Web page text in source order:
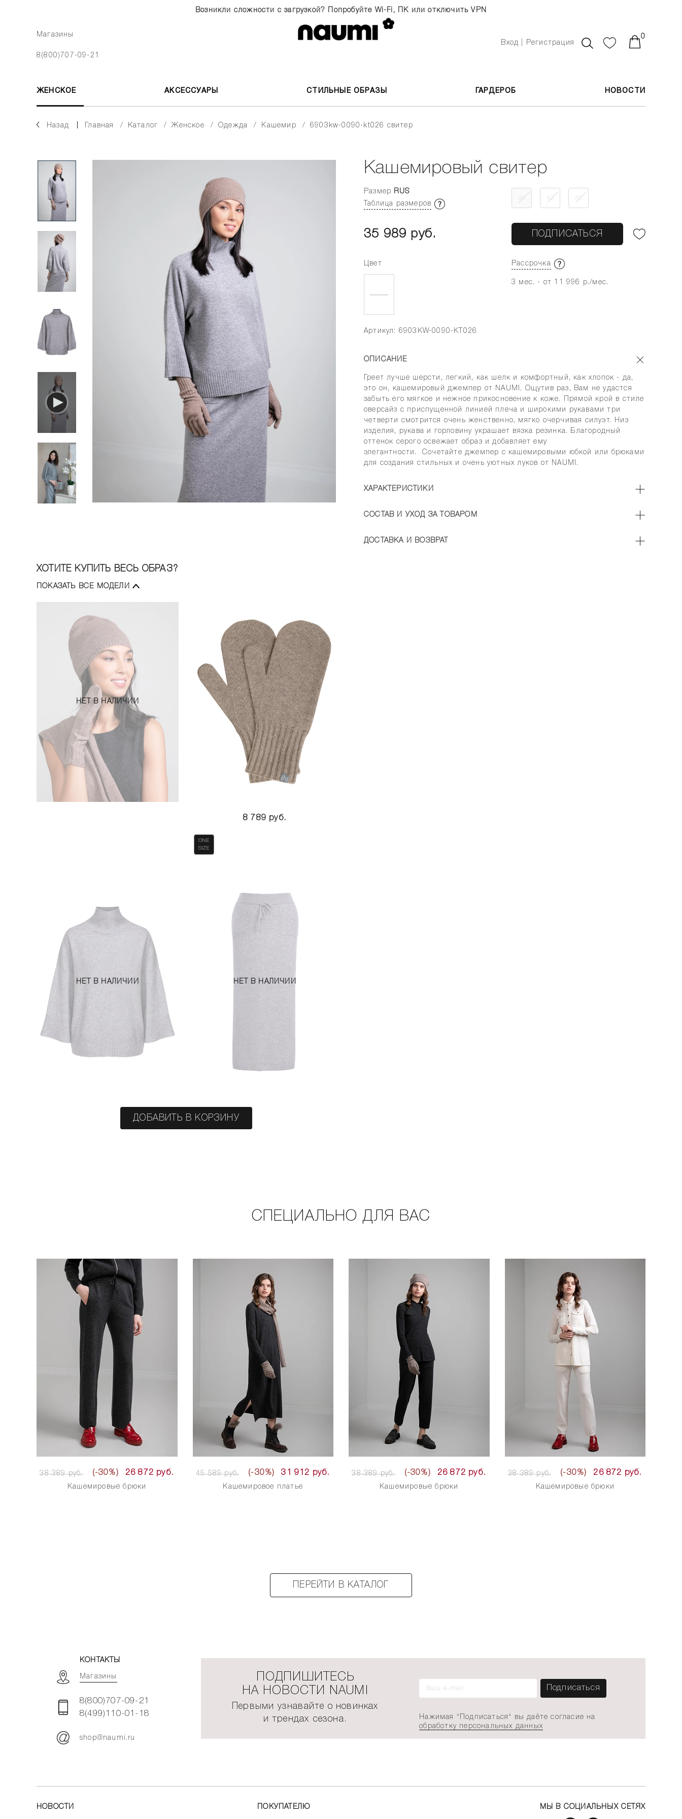
Возникли сложности с загрузкой? Попробуйте Wi-Fi, ПК или отключить VPN
Магазины
8(800)707-09-21
Вход | Регистрация
0
ЖЕНСКОЕ АКСЕССУАРЫ СТИЛЬНЫЕ ОБРАЗЫ ГАРДЕРОБ НОВОСТИ
Назад главная каталог женское одежда кашемир 6903kw-0090-kt026 свитер
Кашемировый свитер
Размер
RUS
Таблица размеров
40 42 46
35 989 руб. ПОДПИСАТЬСЯ
Цвет Рассрочка
3 мес. - от 11 996 р./мес.
Артикул: 6903KW-0090-KT026
ХОТИТЕ КУПИТЬ ВЕСЬ ОБРАЗ?
ПОКАЗАТЬ ВСЕ МОДЕЛИ
НЕТ В НАЛИЧИИ
8 789 руб.
ONE
SIZE
НЕТ В НАЛИЧИИ НЕТ В НАЛИЧИИ
ДОБАВИТЬ В КОРЗИНУ
ОПИСАНИЕ
Греет лучше шерсти, легкий, как шелк и комфортный, как хлопок - да,
это он, кашемировый джемпер от NAUMI. Ощутив раз, Вам не удастся
забыть его мягкое и нежное прикосновение к коже. Прямой крой в стиле
оверсайз с приспущенной линией плеча и широкими рукавами три
четверти смотрится очень женственно, мягко очерчивая силуэт. Низ
изделия, рукава и горловину украшает вязка резинка. Благородный
оттенок серого освежает образ и добавляет ему
элегантности. Сочетайте джемпер с кашемировыми юбкой или брюками
для создания стильных и очень уютных луков от NAUMI.
ХАРАКТЕРИСТИКИ
СОСТАВ И УХОД ЗА ТОВАРОМ
ДОСТАВКА И ВОЗВРАТ
СПЕЦИАЛЬНО ДЛЯ ВАС
38 389 руб. (-30%) 26 872 руб.
Кашемировые брюки
45 589 руб. (-30%) 31 912 руб.
Кашемировое платье
38 389 руб. (-30%) 26 872 руб.
Кашемировые брюки
38 389 руб. (-30%) 26 872 руб.
Кашемировые брюки
ПЕРЕЙТИ В КАТАЛОГ
КОНТАКТЫ
Магазины
8(800)707-09-21
8(499)110-01-18
shop@naumi.ru
ПОДПИШИТЕСЬ
НА НОВОСТИ NAUMI
Первыми узнавайте о новинках
и трендах сезона.
Нажимая "Подписаться" вы даёте согласие на
обработку персональных данных
НОВОСТИ ПОКУПАТЕЛЮ МЫ В СОЦИАЛЬНЫХ СЕТЯХ